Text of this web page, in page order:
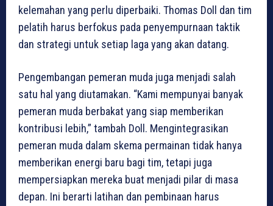
kelemahan yang perlu diperbaiki. Thomas Doll dan tim
pelatih harus berfokus pada penyempurnaan taktik
dan strategi untuk setiap laga yang akan datang.
Pengembangan pemeran muda juga menjadi salah
satu hal yang diutamakan. “Kami mempunyai banyak
pemeran muda berbakat yang siap memberikan
kontribusi lebih,” tambah Doll. Mengintegrasikan
pemeran muda dalam skema permainan tidak hanya
memberikan energi baru bagi tim, tetapi juga
mempersiapkan mereka buat menjadi pilar di masa
depan. Ini berarti latihan dan pembinaan harus